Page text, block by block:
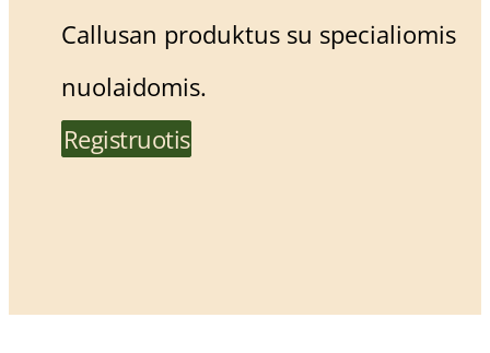
Callusan produktus su specialiomis
nuolaidomis.
Registruotis